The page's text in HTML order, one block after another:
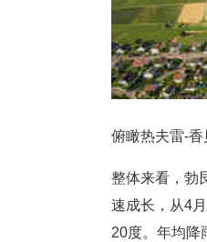
俯瞰热夫雷-香
整体来看，勃
速成长，从4
20度。年均降